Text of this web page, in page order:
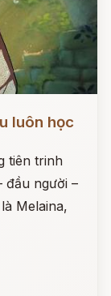
luôn học
tiên trinh
đầu người –
Melaina,